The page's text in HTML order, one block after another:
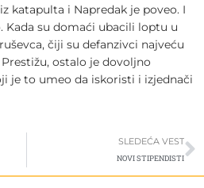
katapulta i Napredak je poveo. I
Kada su domaći ubacili loptu u
čiji su defanzivci najveću
ostalo je dovoljno
je to umeo da iskoristi i izjednači
SLEDEĆA VEST
NOVI STIPENDISTI